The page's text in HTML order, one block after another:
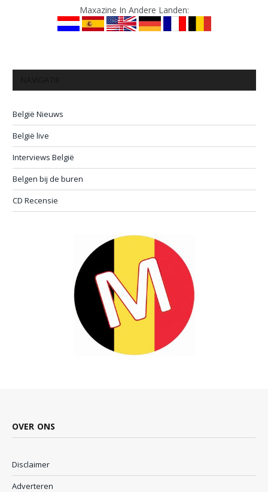
Maxazine In Andere Landen:
België Nieuws
België live
Interviews België
Belgen bij de buren
CD Recensie
OVER ONS
Disclaimer
Adverteren